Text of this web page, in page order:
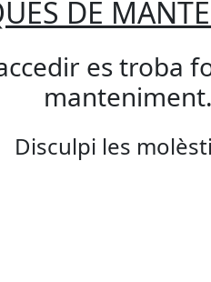
DE
es troba
manteniment.
Disculpi les